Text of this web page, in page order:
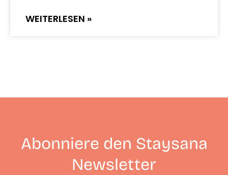
WEITERLESEN »
Abonniere den Staysana
Newsletter